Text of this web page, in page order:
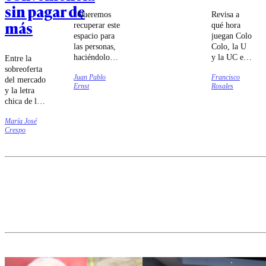
sin pagar de
más
Entre la
sobreoferta
del mercado
y la letra
chica de los
contratar la
póliza
tiene por
en materia
María José
Crespo
"Queremos
recuperar este
espacio para
las personas,
haciéndolo
más verde y
más amable",
Juan Pablo
Ernst
Revisa a
qué hora
juegan Colo
Colo, la U
y la UC en
una nueva
fecha de la
Francisco
Rosales